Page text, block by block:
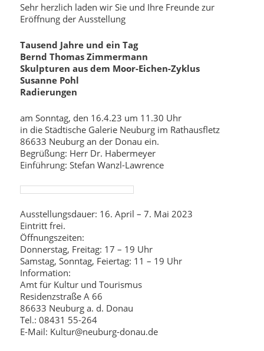
Sehr herzlich laden wir Sie und Ihre Freunde zur
Eröffnung der Ausstellung
Tausend Jahre und ein Tag
Bernd Thomas Zimmermann
Skulpturen aus dem Moor-Eichen-Zyklus
Susanne Pohl
Radierungen
am Sonntag, den 16.4.23 um 11.30 Uhr
in die Städtische Galerie Neuburg im Rathausfletz
86633 Neuburg an der Donau ein.
Begrüßung: Herr Dr. Habermeyer
Einführung: Stefan Wanzl-Lawrence
Ausstellungsdauer: 16. April – 7. Mai 2023
Eintritt frei.
Öffnungszeiten:
Donnerstag, Freitag: 17 – 19 Uhr
Samstag, Sonntag, Feiertag: 11 – 19 Uhr
Information:
Amt für Kultur und Tourismus
Residenzstraße A 66
86633 Neuburg a. d. Donau
Tel.: 08431 55-264
E-Mail: Kultur@neuburg-donau.de